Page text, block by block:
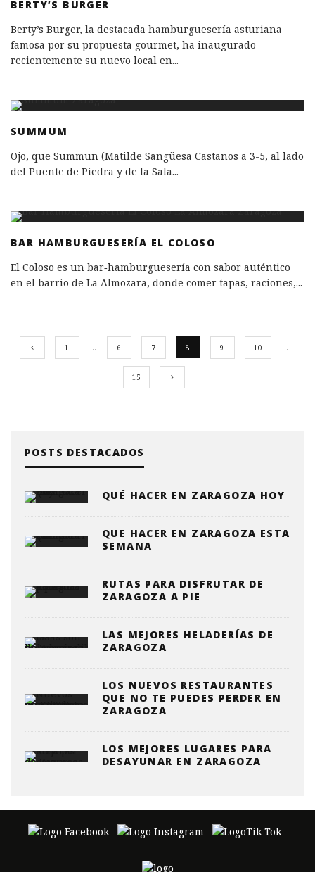
BERTY’S BURGER
Berty’s Burger, la destacada hamburguesería asturiana
famosa por su propuesta gourmet, ha inaugurado
recientemente su nuevo local en...
SUMMUM
Ojo, que Summun (Matilde Sangüesa Castaños a 3-5, al lado
del Puente de Piedra y de la Sala...
BAR HAMBURGUESERÍA EL COLOSO
El Coloso es un bar‑hamburguesería con sabor auténtico
en el barrio de La Almozara, donde comer tapas, raciones,...
1 … 6 7 8 9 10 …
15
POSTS DESTACADOS
QUÉ HACER EN ZARAGOZA HOY
QUE HACER EN ZARAGOZA ESTA
SEMANA
RUTAS PARA DISFRUTAR DE
ZARAGOZA A PIE
LAS MEJORES HELADERÍAS DE
ZARAGOZA
LOS NUEVOS RESTAURANTES
QUE NO TE PUEDES PERDER EN
ZARAGOZA
LOS MEJORES LUGARES PARA
DESAYUNAR EN ZARAGOZA